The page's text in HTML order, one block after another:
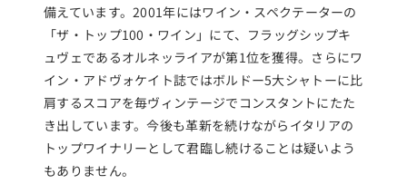
備えています。2001年にはワイン・スペクテーターの
「ザ・トップ100・ワイン」にて、フラッグシップキ
ュヴェであるオルネッライアが第1位を獲得。さらにワ
イン・アドヴォケイト誌ではボルドー5大シャトーに比
肩するスコアを毎ヴィンテージでコンスタントにたた
き出しています。今後も革新を続けながらイタリアの
トップワイナリーとして君臨し続けることは疑いよう
もありません。